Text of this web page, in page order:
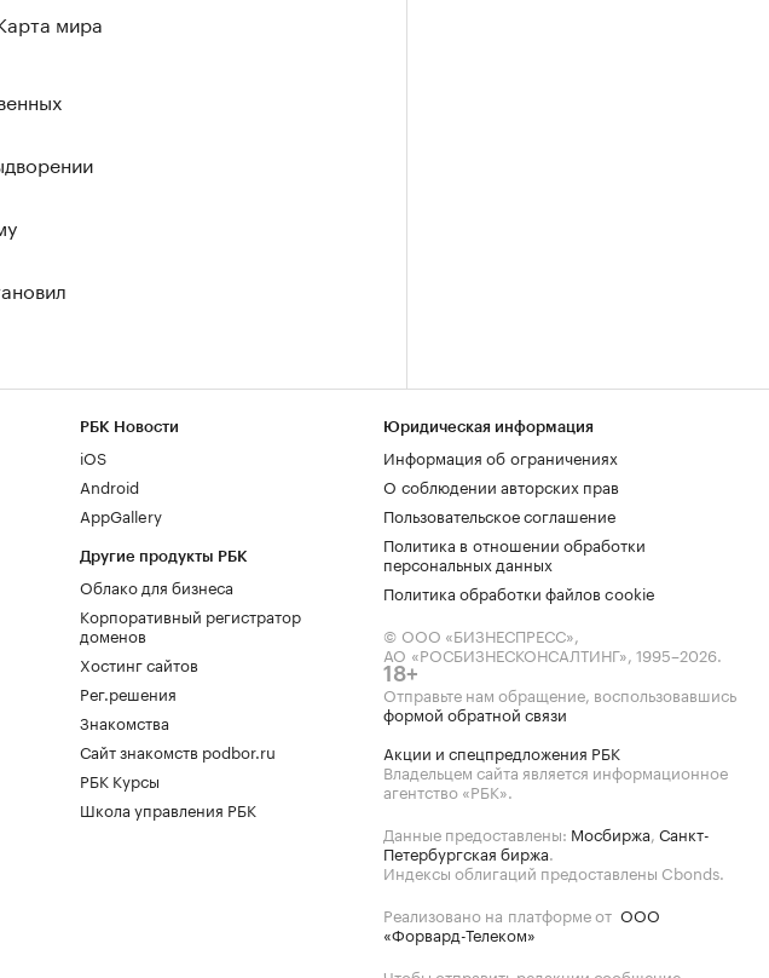
мира
РБК Новости
iOS
Android
AppGallery
Другие продукты РБК
Облако для бизнеса
Корпоративный регистратор
доменов
Хостинг сайтов
Рег.решения
Знакомства
Сайт знакомств podbor.ru
РБК Курсы
Школа управления РБК
Юридическая информация
Информация об ограничениях
О соблюдении авторских прав
Пользовательское соглашение
Политика в отношении обработки
персональных данных
Политика обработки файлов cookie
© ООО «БИЗНЕСПРЕСС»,
АО «РОСБИЗНЕСКОНСАЛТИНГ», 1995–2026.
18+
Отправьте нам обращение, воспользовавшись
формой обратной связи
Акции и спецпредложения РБК
Владельцем сайта является информационное
агентство «РБК».
Данные предоставлены: Мосбиржа, Санкт-
Петербургская биржа.
Индексы облигаций предоставлены Cbonds.
Реализовано на платформе от ООО
«Форвард-Телеком»